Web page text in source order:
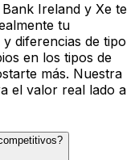
Ireland y Xe te
tu
diferencias de tipo
en los tipos de
más. Nuestra
el valor real lado a